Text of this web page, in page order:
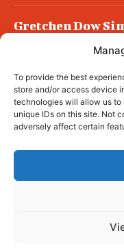
To provide the best
store and/or access device
technologies will allow us to
unique IDs on this site. Not
adversely affect certain
Gretchen Dow
Podlech, il Cile lo
all’ergastolo
Era ubriaca…
© tagDiv -
complete
fashion and